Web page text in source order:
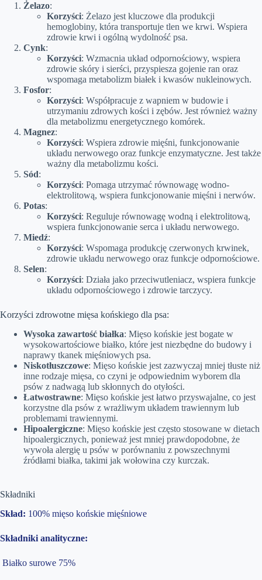
Żelazo:
Korzyści: Żelazo jest kluczowe dla produkcji
hemoglobiny, która transportuje tlen we krwi. Wspiera
zdrowie krwi i ogólną wydolność psa.
Cynk:
Korzyści: Wzmacnia układ odpornościowy, wspiera
zdrowie skóry i sierści, przyspiesza gojenie ran oraz
wspomaga metabolizm białek i kwasów nukleinowych.
Fosfor:
Korzyści: Współpracuje z wapniem w budowie i
utrzymaniu zdrowych kości i zębów. Jest również ważny
dla metabolizmu energetycznego komórek.
Magnez:
Korzyści: Wspiera zdrowie mięśni, funkcjonowanie
układu nerwowego oraz funkcje enzymatyczne. Jest także
ważny dla metabolizmu kości.
Sód:
Korzyści: Pomaga utrzymać równowagę wodno-
elektrolitową, wspiera funkcjonowanie mięśni i nerwów.
Potas:
Korzyści: Reguluje równowagę wodną i elektrolitową,
wspiera funkcjonowanie serca i układu nerwowego.
Miedź:
Korzyści: Wspomaga produkcję czerwonych krwinek,
zdrowie układu nerwowego oraz funkcje odpornościowe.
Selen:
Korzyści: Działa jako przeciwutleniacz, wspiera funkcje
układu odpornościowego i zdrowie tarczycy.
Korzyści zdrowotne mięsa końskiego dla psa:
Wysoka zawartość białka: Mięso końskie jest bogate w
wysokowartościowe białko, które jest niezbędne do budowy i
naprawy tkanek mięśniowych psa.
Niskotłuszczowe: Mięso końskie jest zazwyczaj mniej tłuste niż
inne rodzaje mięsa, co czyni je odpowiednim wyborem dla
psów z nadwagą lub skłonnych do otyłości.
Łatwostrawne: Mięso końskie jest łatwo przyswajalne, co jest
korzystne dla psów z wrażliwym układem trawiennym lub
problemami trawiennymi.
Hipoalergiczne: Mięso końskie jest często stosowane w dietach
hipoalergicznych, ponieważ jest mniej prawdopodobne, że
wywoła alergię u psów w porównaniu z powszechnymi
źródłami białka, takimi jak wołowina czy kurczak.
Składniki
Skład: 100% mięso końskie mięśniowe
Składniki analityczne:
Białko surowe 75%